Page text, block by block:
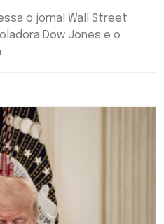
o jornal Wall Street
Dow Jones e o